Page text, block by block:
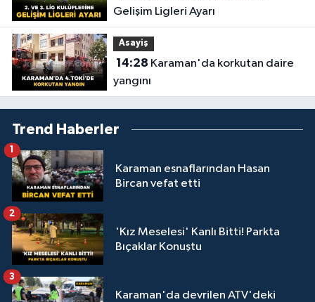
Gelişim Ligleri Ayarı
Asayiş
14:28
yangını
Trend Haberler
Karaman esnaflarından Hasan
Bircan vefat etti
1
'Kız Meselesi' Kanlı Bitti! Parkta
Bıçaklar Konuştu
2
Karaman'da devrilen ATV'deki
3